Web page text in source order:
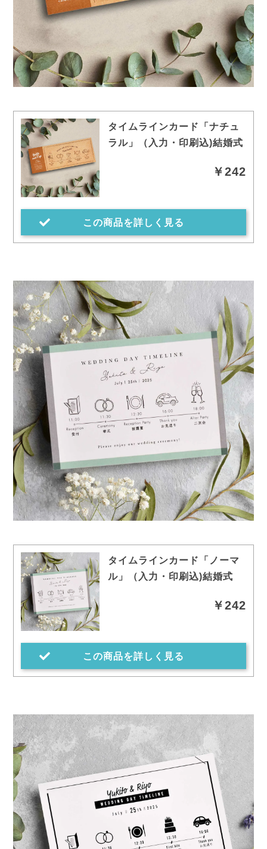
タイムラインカード「ナチュ
ラル」（入力・印刷込)結婚式
￥242
この商品を詳しく見る
タイムラインカード「ノーマ
ル」（入力・印刷込)結婚式
￥242
この商品を詳しく見る